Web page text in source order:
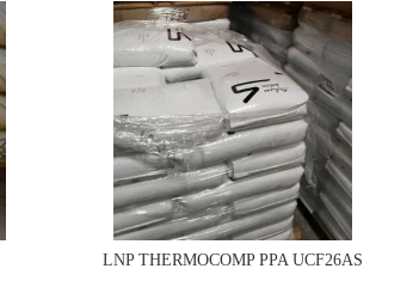
LNP THERMOCOMP PPA UCF26AS